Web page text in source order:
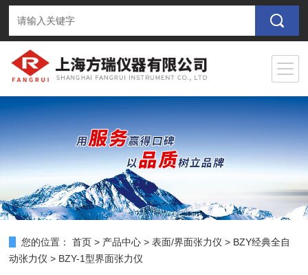
您的位置： 首页 > 产品中心 >表面/界面张力仪 > BZY经典全自
动张力仪 > BZY-1型界面张力仪